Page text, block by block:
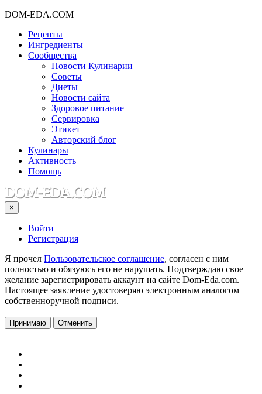
DOM-EDA.COM
Рецепты
Ингредиенты
Сообщества
Новости Кулинарии
Советы
Диеты
Новости сайта
Здоровое питание
Сервировка
Этикет
Авторский блог
Кулинары
Активность
Помощь
×
Войти
Регистрация
Я прочел Пользовательское соглашение, согласен с ним
полностью и обязуюсь его не нарушать. Подтверждаю свое
желание зарегистрировать аккаунт на сайте Dom-Eda.com.
Настоящее заявление удостоверяю электронным аналогом
собственноручной подписи.
Принимаю Отменить